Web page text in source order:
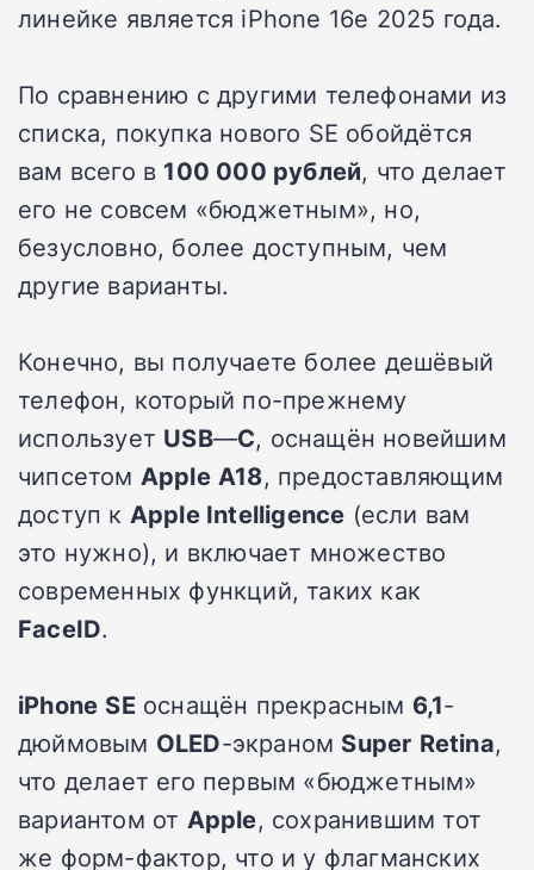
линейке является iPhone 16e 2025 года.
По сравнению с другими телефонами из
списка, покупка нового SE обойдётся
вам всего в 100 000 рублей, что делает
его не совсем «бюджетным», но,
безусловно, более доступным, чем
другие варианты.
Конечно, вы получаете более дешёвый
телефон, который по-прежнему
использует USB—C, оснащён новейшим
чипсетом Apple A18, предоставляющим
доступ к Apple Intelligence (если вам
это нужно), и включает множество
современных функций, таких как
FaceID.
iPhone SE оснащён прекрасным 6,1-
дюймовым OLED-экраном Super Retina,
что делает его первым «бюджетным»
вариантом от Apple, сохранившим тот
же форм-фактор, что и у флагманских